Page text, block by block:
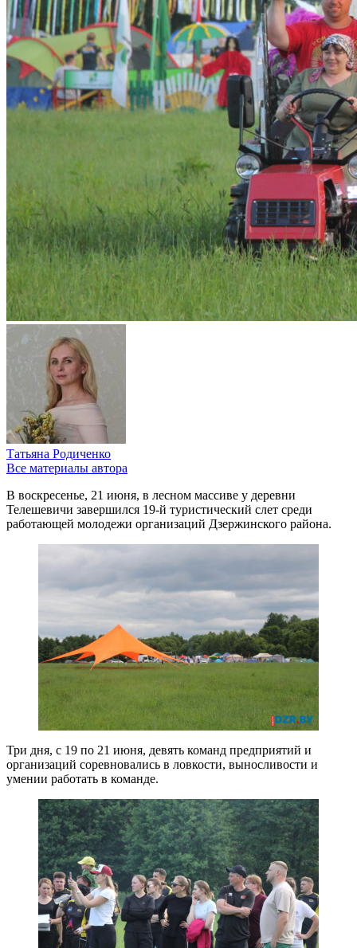
Татьяна Родиченко
Все материалы автора
В воскресенье, 21 июня, в лесном массиве у деревни
Телешевичи завершился 19-й туристический слет среди
работающей молодежи организаций Дзержинского района.
Три дня, с 19 по 21 июня, девять команд предприятий и
организаций соревновались в ловкости, выносливости и
умении работать в команде.